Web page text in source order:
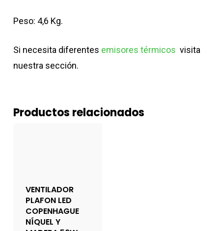
Peso: 4,6 Kg.
Si necesita diferentes emisores térmicos visita
nuestra sección.
Productos relacionados
VENTILADOR
PLAFON LED
COPENHAGUE
NÍQUEL Y